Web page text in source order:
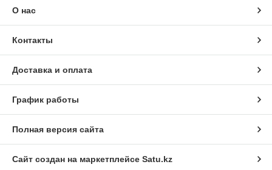
О нас
Контакты
Доставка и оплата
График работы
Полная версия сайта
Сайт создан на маркетплейсе Satu.kz